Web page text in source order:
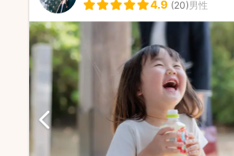
4.9 (20)男性